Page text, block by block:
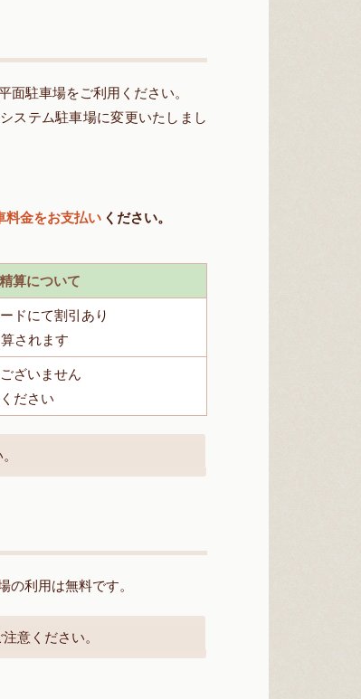
面駐車場をご利用ください。
ステム駐車場に変更いたしまし
料金をお支払い ください。
精算について
ドにて割引あり
されます
ざいません
ださい
の利用は無料です。
意ください。